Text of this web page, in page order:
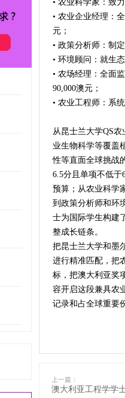
• 农业科学家：致
• 农业企业经理：
元；
• 政策分析师：制
• 环境顾问：就生
• 农场经理：全面
90,000澳元；
• 农业工程师：系
从昆士兰大学QS
业生物科学等覆盖
性等直面全球挑战
6.5分且单项不低于
预算；从农业科学
到政策分析师和环
士为国际学生构建
整成长链条。
把昆士兰大学和墨
进行精准匹配，把
标，把澳大利亚奖
容开启这段兼具农
记录和占全球重要
上一篇：
澳大利亚工程学学